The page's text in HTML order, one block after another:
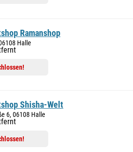
Ramanshop
Halle
Shisha-Welt
6, 06108 Halle